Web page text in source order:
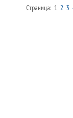
Страница: 1 2 3